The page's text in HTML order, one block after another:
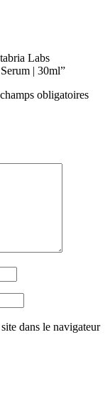
Labs
| 30ml”
obligatoires
dans le navigateur